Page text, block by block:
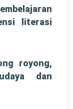
literasi
royong,
dan